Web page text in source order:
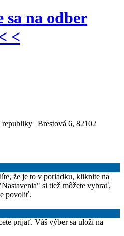
sa na odber
<
| Brestová 6, 82102
že je to v poriadku, kliknite na
si tiež môžete vybrať,
povoliť.
prijať. Váš výber sa uloží na